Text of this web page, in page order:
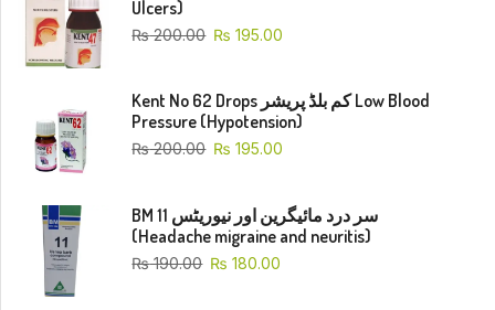
Ulcers)
₨200.00 ₨ 195.00
Kent No 62 Drops کم بلڈ پریشر Low Blood
Pressure (Hypotension)
₨200.00 ₨ 195.00
BM 11 سر درد مائیگرین اور نیوریٹس
(Headache migraine and neuritis)
₨190.00 ₨ 180.00